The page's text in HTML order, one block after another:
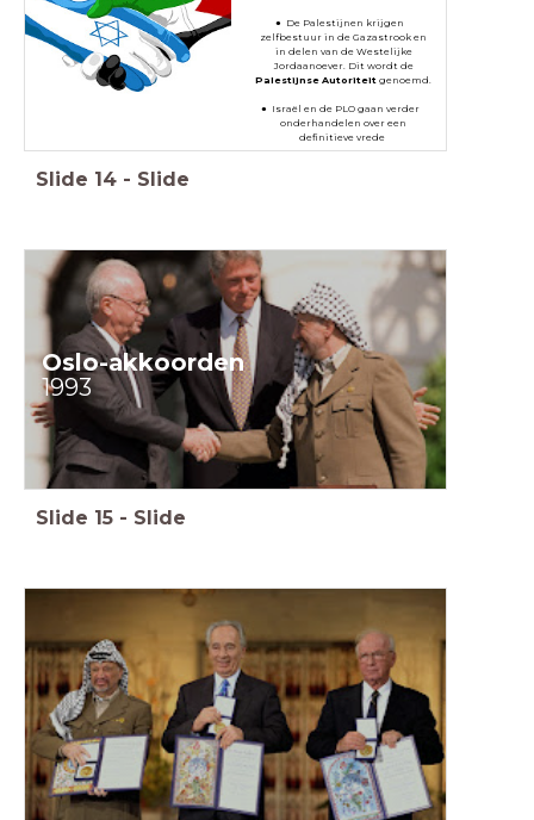
De Palestijnen krijgen
zelfbestuur in de Gazastrook en
in delen van de Westelijke
Jordaanoever. Dit wordt de
Palestijnse Autoriteit genoemd.
Israël en de PLO gaan verder
onderhandelen over een
definitieve vrede
Slide 14 - Slide
Oslo-akkoorden
1993
Slide 15 - Slide